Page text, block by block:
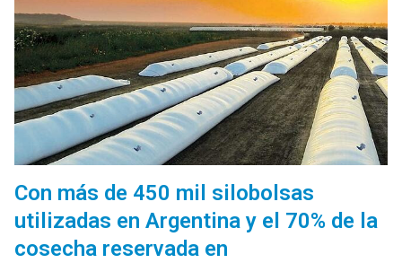
Con más de 450 mil silobolsas
utilizadas en Argentina y el 70% de la
cosecha reservada en